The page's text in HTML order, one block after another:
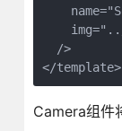
  />
</template>
Camera组件